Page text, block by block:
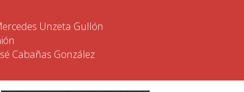
Unzeta Gullón
Cabañas González